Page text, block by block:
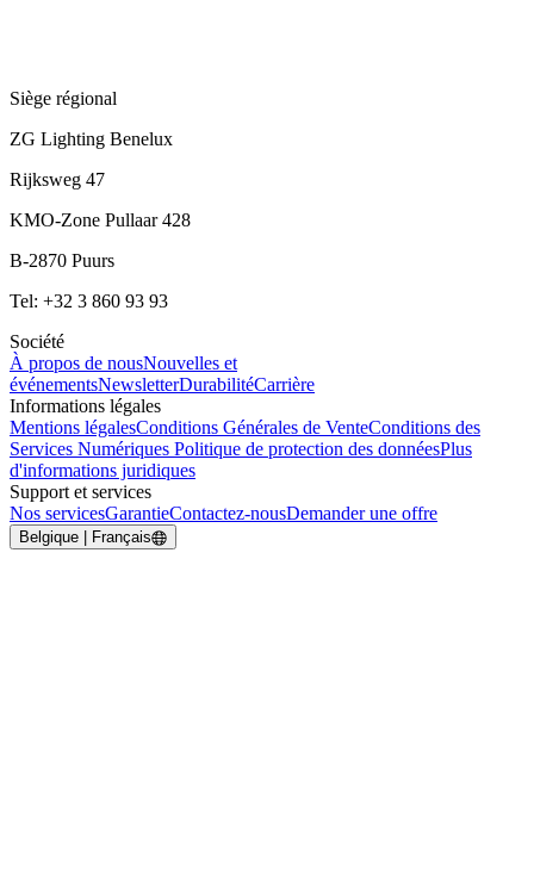
Siège régional
ZG Lighting Benelux
Rijksweg 47
KMO-Zone Pullaar 428
B-2870 Puurs
Tel: +32 3 860 93 93
Société
À propos de nousNouvelles et
événementsNewsletterDurabilitéCarrière
Informations légales
Mentions légalesConditions Générales de VenteConditions des
Services Numériques Politique de protection des donnéesPlus
d'informations juridiques
Support et services
Nos servicesGarantieContactez-nousDemander une offre
Belgique | Français